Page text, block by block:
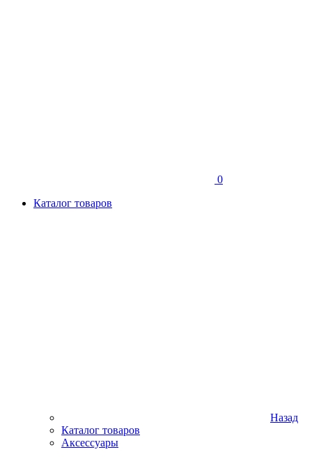
0
Каталог товаров
Назад
Каталог товаров
Аксессуары